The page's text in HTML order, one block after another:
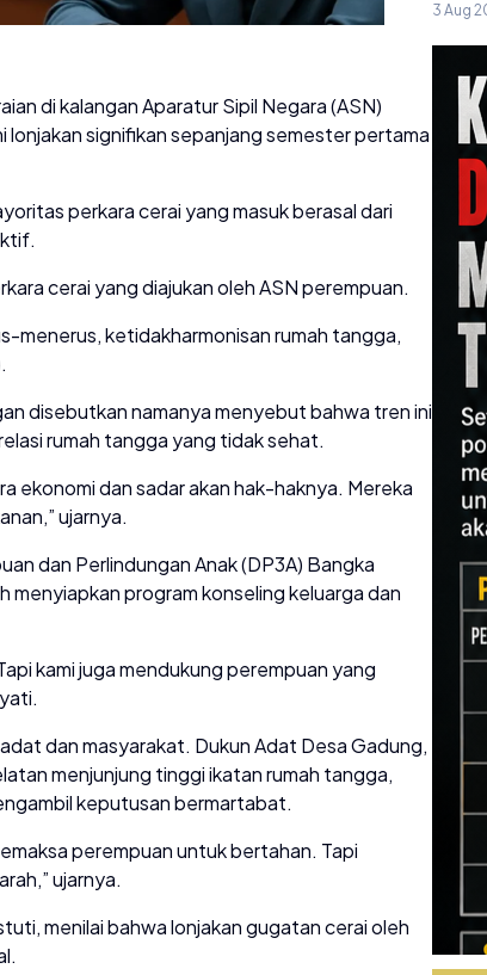
di kalangan Aparatur Sipil Negara (ASN)
signifikan sepanjang semester pertama
perkara cerai yang masuk berasal dari
cerai yang diajukan oleh ASN perempuan.
menerus, ketidakharmonisan rumah tangga,
disebutkan namanya menyebut bahwa tren ini
rumah tangga yang tidak sehat.
ekonomi dan sadar akan hak-haknya. Mereka
ujarnya.
dan Perlindungan Anak (DP3A) Bangka
program konseling keluarga dan
kami juga mendukung perempuan yang
dan masyarakat. Dukun Adat Desa Gadung,
menjunjung tinggi ikatan rumah tangga,
keputusan bermartabat.
perempuan untuk bertahan. Tapi
ujarnya.
menilai bahwa lonjakan gugatan cerai oleh
3 Aug